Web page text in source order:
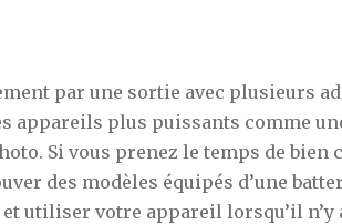
par une sortie avec plusieurs
appareils plus puissants comme
Si vous prenez le temps de bien
des modèles équipés d’une
et utiliser votre appareil lorsqu’il n’y